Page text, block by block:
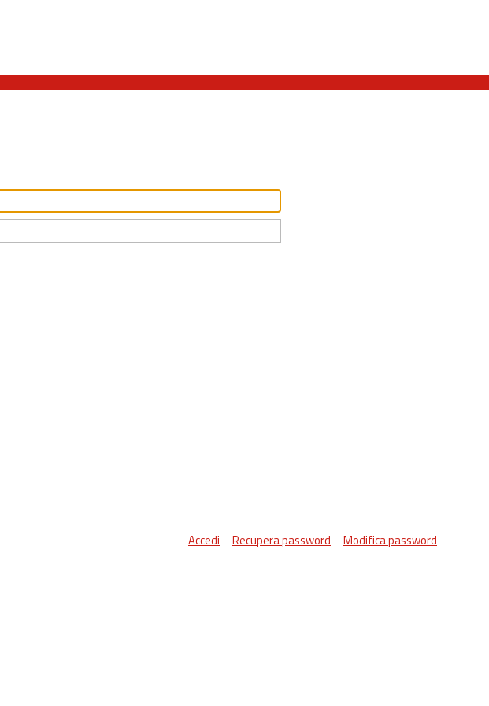
Accedi Recupera password Modifica password